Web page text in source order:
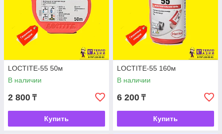
LOCTITE-55 50м
В наличии
2 800 ₸
Купить
LOCTITE-55 160м
В наличии
6 200 ₸
Купить